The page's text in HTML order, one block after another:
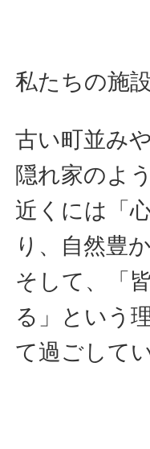
私たちの施
古い町並み
隠れ家のよ
近くには「
り、自然豊
そして、「
る」という
て過ごして